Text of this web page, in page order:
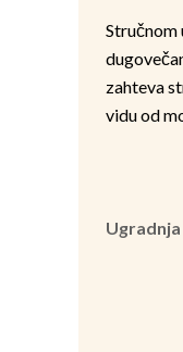
Stručnom
zahteva
vidu od